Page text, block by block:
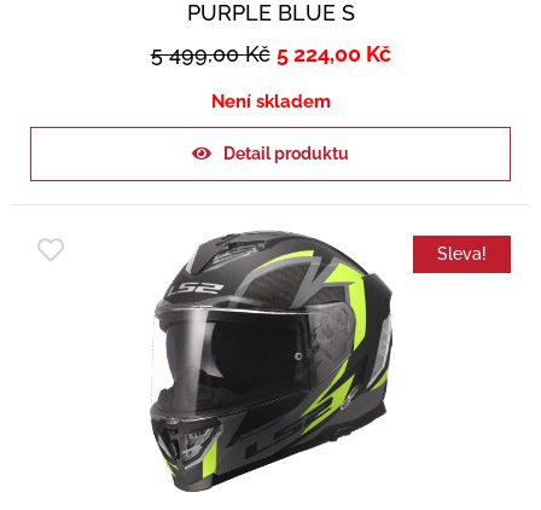
PURPLE BLUE S
5 499,00Kč 5 224,00 Kč
Není skladem
Detail produktu
Sleva!